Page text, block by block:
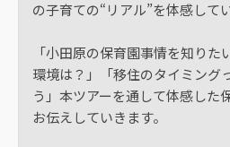
の子育ての“リアル”を体感して
「小田原の保育園事情を知りた
環境は？」「移住のタイミング
う」本ツアーを通して体感した
お伝えしていきます。